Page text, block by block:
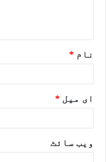
نام *
ای میل *
ویب‌ سائٹ